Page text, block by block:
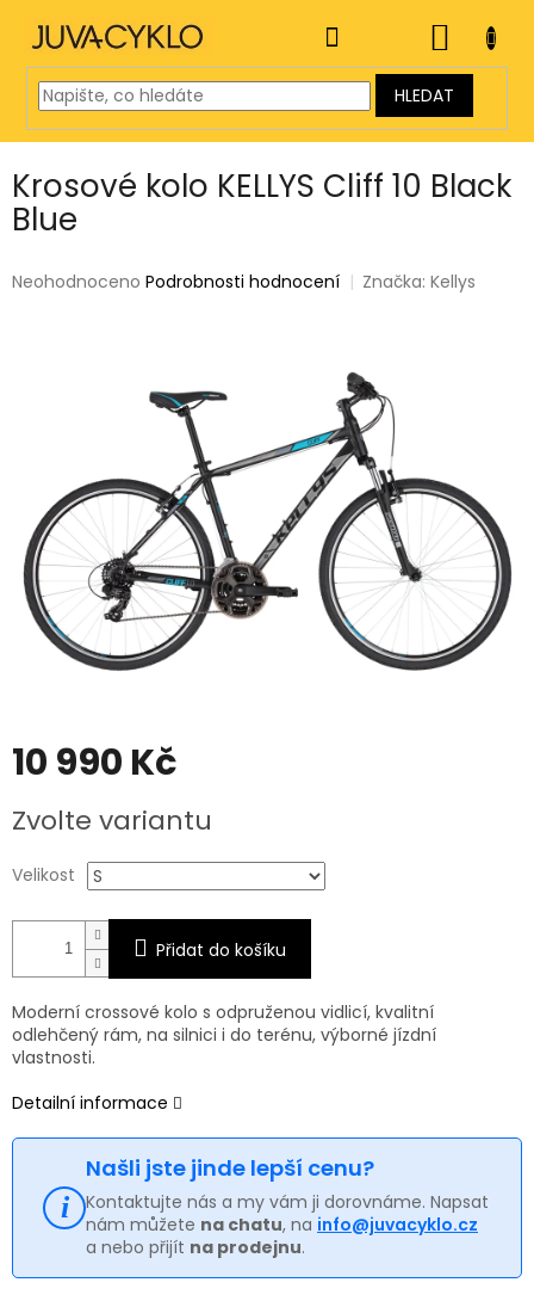
obsah
HLEDAT
KOŠÍK
Krosové kolo KELLYS Cliff 10 Black
Blue
Průměrné
Neohodnoceno Podrobnosti hodnocení Značka:Kellys
10 990 Kč
cena:
Zvolte variantu
Velikost
Přidat do košíku
Moderní crossové kolo s odpruženou vidlicí, kvalitní
odlehčený rám, na silnici i do terénu, výborné jízdní
vlastnosti.
Detailní informace
Našli jste jinde lepší cenu?
Kontaktujte nás a my vám ji dorovnáme. Napsat
nám můžete na chatu, na info@juvacyklo.cz
a nebo přijít na prodejnu.